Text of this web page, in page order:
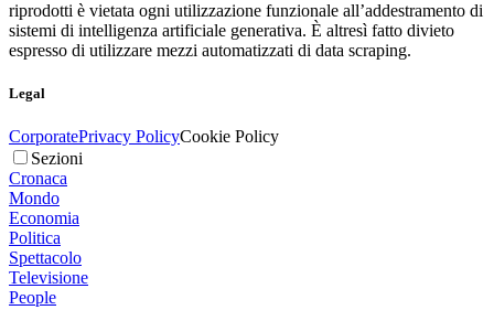
riprodotti è vietata ogni utilizzazione funzionale all’addestramento di
sistemi di intelligenza artificiale generativa. È altresì fatto divieto
espresso di utilizzare mezzi automatizzati di data scraping.
Legal
CorporatePrivacy PolicyCookie Policy
Sezioni
Cronaca
Mondo
Economia
Politica
Spettacolo
Televisione
People